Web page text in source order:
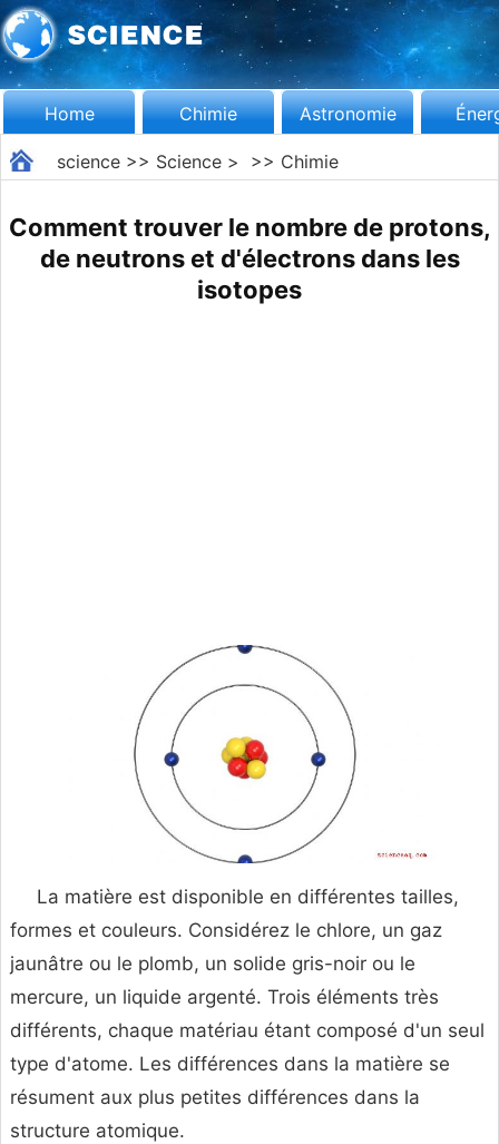
Home Chimie Astronomie
science>> Science> >> Chimie
Comment trouver le nombre de protons,
de neutrons et d'électrons dans les
isotopes
La matière est disponible en différentes tailles,
formes et couleurs. Considérez le chlore, un gaz
jaunâtre ou le plomb, un solide gris-noir ou le
mercure, un liquide argenté. Trois éléments très
différents, chaque matériau étant composé d'un seul
type d'atome. Les différences dans la matière se
résument aux plus petites différences dans la
structure atomique.